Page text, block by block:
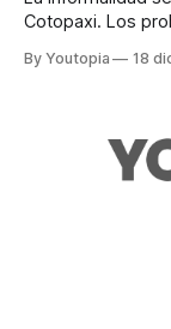
Cotopaxi. Los
By Youtopia 18